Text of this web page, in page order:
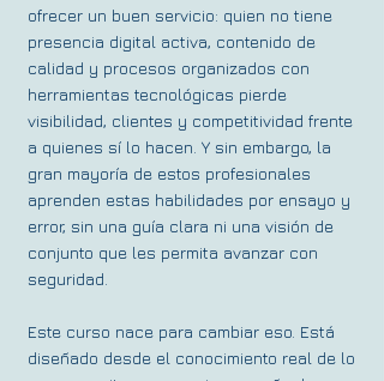
ofrecer un buen servicio: quien no tiene
presencia digital activa, contenido de
calidad y procesos organizados con
herramientas tecnológicas pierde
visibilidad, clientes y competitividad frente
a quienes sí lo hacen. Y sin embargo, la
gran mayoría de estos profesionales
aprenden estas habilidades por ensayo y
error, sin una guía clara ni una visión de
conjunto que les permita avanzar con
seguridad.
Este curso nace para cambiar eso. Está
diseñado desde el conocimiento real de lo